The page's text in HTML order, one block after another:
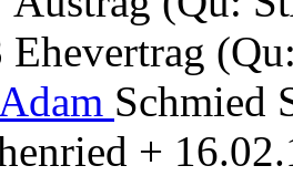
Ehevertrag
Schmied
+